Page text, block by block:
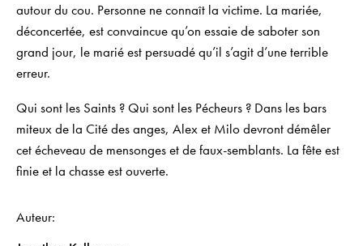
autour du cou. Personne ne connaît la victime. La mariée,
déconcertée, est convaincue qu’on essaie de saboter son
grand jour, le marié est persuadé qu’il s’agit d’une terrible
erreur.
Qui sont les Saints ? Qui sont les Pécheurs ? Dans les bars
miteux de la Cité des anges, Alex et Milo devront démêler
cet écheveau de mensonges et de faux-semblants. La fête est
finie et la chasse est ouverte.
Auteur